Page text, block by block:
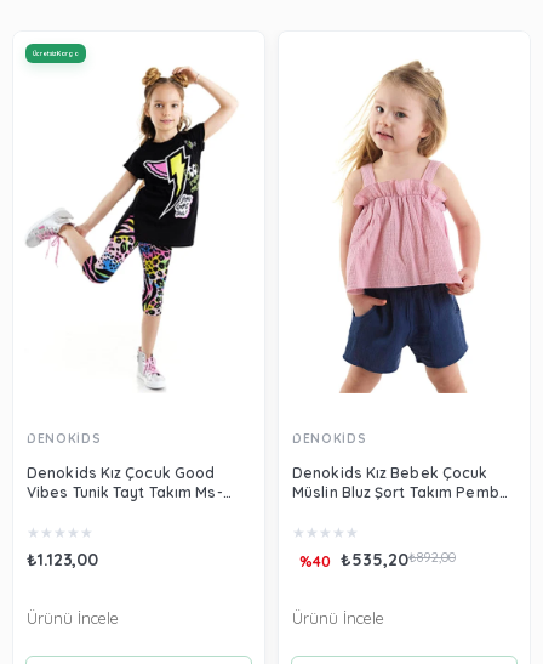
DENOKİDS
Denokids Kız Çocuk Good
Vibes Tunik Tayt Takım Ms-
★ ★ ★ ★ ★
₺1.123,00
Ürünü İncele
Ücretsiz Kargo
DENOKİDS
Denokids Kız Bebek Çocuk
Müslin Bluz Şort Takım Pembe
★ ★ ★ ★ ★
₺535,20₺892,00
%40
Ürünü İncele